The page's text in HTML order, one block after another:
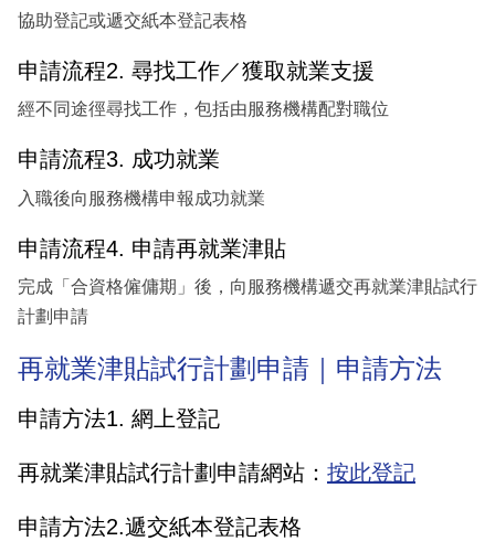
協助登記或遞交紙本登記表格
申請流程2. 尋找工作／獲取就業支援
經不同途徑尋找工作，包括由服務機構配對職位
申請流程3. 成功就業
入職後向服務機構申報成功就業
申請流程4. 申請再就業津貼
完成「合資格僱傭期」後，向服務機構遞交再就業津貼試行
計劃申請
再就業津貼試行計劃申請｜申請方法
申請方法1. 網上登記
再就業津貼試行計劃申請網站： 按此登記
申請方法2.遞交紙本登記表格